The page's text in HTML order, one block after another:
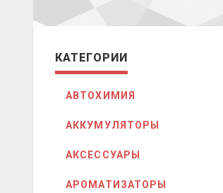
КАТЕГОРИИ
АВТОХИМИЯ
АККУМУЛЯТОРЫ
АКСЕССУАРЫ
АРОМАТИЗАТОРЫ